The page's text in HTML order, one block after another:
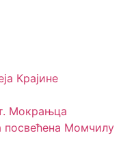
Крајине
Мокрањца
посвећена Момчилу